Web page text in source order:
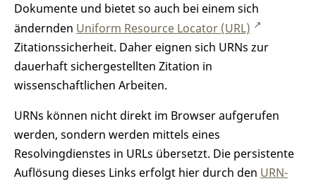
Dokumente und bietet so auch bei einem sich
ändernden Uniform Resource Locator (URL)
Zitationssicherheit. Daher eignen sich URNs zur
dauerhaft sichergestellten Zitation in
wissenschaftlichen Arbeiten.
URNs können nicht direkt im Browser aufgerufen
werden, sondern werden mittels eines
Resolvingdienstes in URLs übersetzt. Die persistente
Auflösung dieses Links erfolgt hier durch den URN-